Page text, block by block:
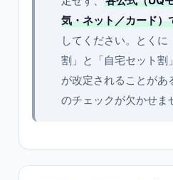
気・ネット／カード）
してください。とく
割」と「自宅セット割
が改定されることがあ
のチェックが欠かせま